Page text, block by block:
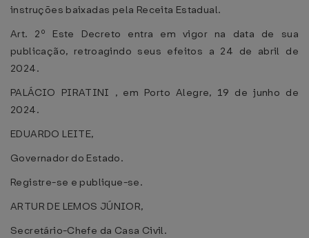
instruções baixadas pela Receita Estadual.
Art. 2º Este Decreto entra em vigor na data de sua
publicação, retroagindo seus efeitos a 24 de abril de
2024.
PALÁCIO PIRATINI , em Porto Alegre, 19 de junho de
2024.
EDUARDO LEITE,
Governador do Estado.
Registre-se e publique-se.
ARTUR DE LEMOS JÚNIOR,
Secretário-Chefe da Casa Civil.